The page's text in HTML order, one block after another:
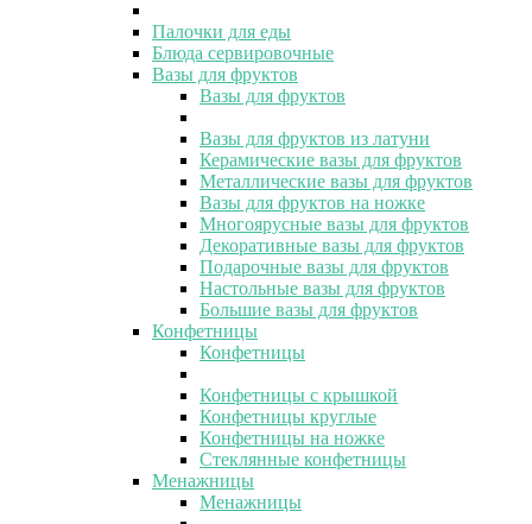
Палочки для еды
Блюда сервировочные
Вазы для фруктов
Вазы для фруктов
Вазы для фруктов из латуни
Керамические вазы для фруктов
Металлические вазы для фруктов
Вазы для фруктов на ножке
Многоярусные вазы для фруктов
Декоративные вазы для фруктов
Подарочные вазы для фруктов
Настольные вазы для фруктов
Большие вазы для фруктов
Конфетницы
Конфетницы
Конфетницы с крышкой
Конфетницы круглые
Конфетницы на ножке
Стеклянные конфетницы
Менажницы
Менажницы